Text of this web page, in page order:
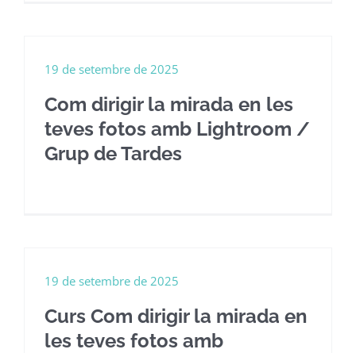
Com dirigir la mirada en les
teves fotos amb Lightroom /
Grup de Tardes
19 de setembre de 2025
Curs Com dirigir la mirada en
les teves fotos amb
19 de setembre de 2025